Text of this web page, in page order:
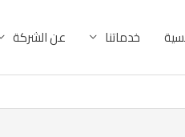
خدماتنا عن الشركة